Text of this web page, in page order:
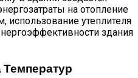
на отопление
использование утеплителя
здания